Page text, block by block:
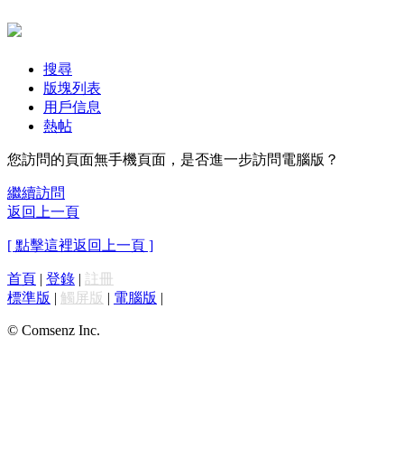
搜尋
版塊列表
用戶信息
熱帖
您訪問的頁面無手機頁面，是否進一步訪問電腦版？
繼續訪問
返回上一頁
[ 點擊這裡返回上一頁 ]
首頁 | 登錄 | 註冊
標準版 | 觸屏版 | 電腦版 |
© Comsenz Inc.